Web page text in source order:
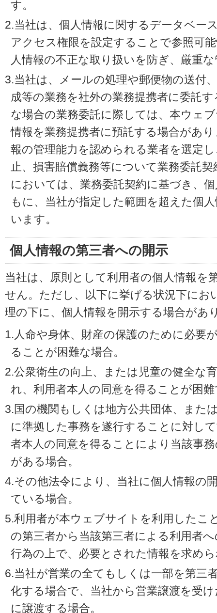
す。
2.当社は、個人情報に関するデータベー
アクセス権限を設定することで参照可
人情報の不正な取り扱いを防ぎ、厳重
3.当社は、メールの処理や郵便物の送付
成等の業務を社外の業務提携者に委託
な場合の業務委託に際しては、本ウェ
情報を業務提携者に預託する場合があ
報の管理能力を認められる業者を選定
止、損害賠償義務等について業務委託
においては、業務委託契約に基づき、
もに、当社が指定した範囲を超えた個
います。
個人情報の第三者への開示
当社は、原則として利用者の個人情報を
せん。ただし、以下に挙げる状況下にお
理の下に、個人情報を開示する場合があ
1.人命や身体、財産の保護のために必要
ることが困難な場合。
2.公衆衛生の向上、または児童の健全な
れ、利用者本人の同意を得ることが困
3.国の機関もしくは地方公共団体、また
に準拠した事務を遂行することに対し
者本人の同意を得ることにより当該事
がある場合。
4.その他法令により、当社に個人情報の
ている場合。
5.利用者が本ウェブサイトを利用したこ
の第三者から当該第三者による利用者
行為の上で、必要とされた情報を求め
6.当社が営業の全てもしくは一部を第三
化する場合で、当社から営業譲渡を受
に譲渡する場合。